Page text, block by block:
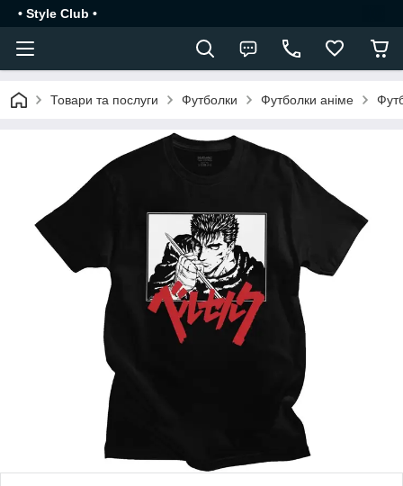
• Style Club •
Товари та послуги Футболки Футболки аніме